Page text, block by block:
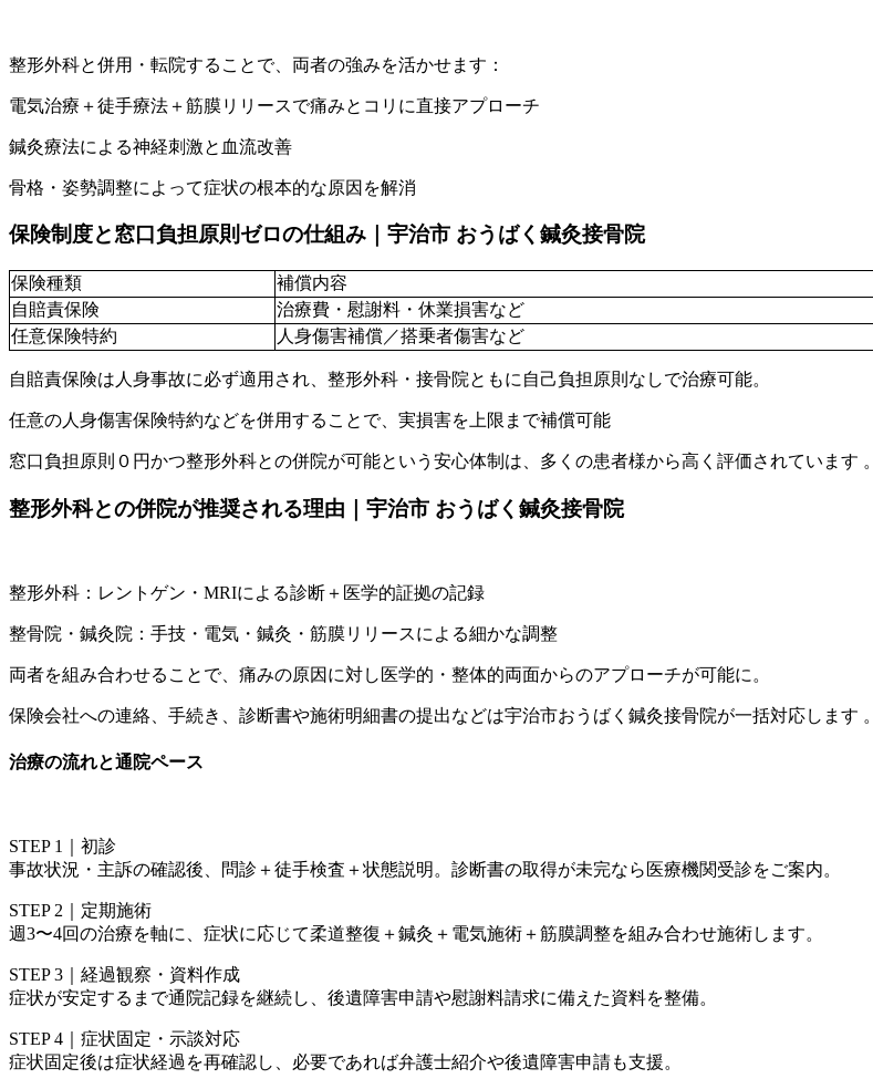
整形外科と併用・転院することで、両者の強みを活かせます：
電気治療＋徒手療法＋筋膜リリースで痛みとコリに直接アプローチ
鍼灸療法による神経刺激と血流改善
骨格・姿勢調整によって症状の根本的な原因を解消
保険制度と窓口負担原則ゼロの仕組み｜宇治市 おうばく鍼灸接骨院
保険種類 補償内容
自賠責保険
治療費・慰謝料・休業損害など
任意保険特約
人身傷害補償／搭乗者傷害など
自賠責保険は人身事故に必ず適用され、整形外科・接骨院ともに自己負担原則なしで治療可能。
任意の人身傷害保険特約などを併用することで、実損害を上限まで補償可能
窓口負担原則０円かつ整形外科との併院が可能という安心体制は、多くの患者様から高く評価されています 。
整形外科との併院が推奨される理由｜宇治市 おうばく鍼灸接骨院
整形外科：レントゲン・MRIによる診断＋医学的証拠の記録
整骨院・鍼灸院：手技・電気・鍼灸・筋膜リリースによる細かな調整
両者を組み合わせることで、痛みの原因に対し医学的・整体的両面からのアプローチが可能に。
保険会社への連絡、手続き、診断書や施術明細書の提出などは宇治市おうばく鍼灸接骨院が一括対応します 。
治療の流れと通院ペース
STEP 1｜初診
事故状況・主訴の確認後、問診＋徒手検査＋状態説明。診断書の取得が未完なら医療機関受診をご案内。
STEP 2｜定期施術
週3〜4回の治療を軸に、症状に応じて柔道整復＋鍼灸＋電気施術＋筋膜調整を組み合わせ施術します。
STEP 3｜経過観察・資料作成
症状が安定するまで通院記録を継続し、後遺障害申請や慰謝料請求に備えた資料を整備。
STEP 4｜症状固定・示談対応
症状固定後は症状経過を再確認し、必要であれば弁護士紹介や後遺障害申請も支援。